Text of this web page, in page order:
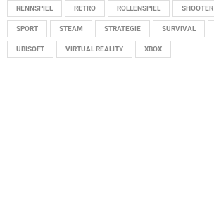
RENNSPIEL RETRO ROLLENSPIEL SHOOTER
SPORT STEAM STRATEGIE SURVIVAL
UBISOFT VIRTUAL REALITY XBOX